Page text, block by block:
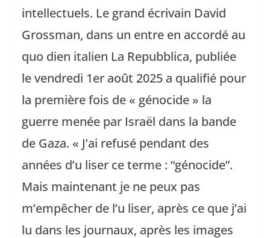
intellectuels. Le grand écrivain David
Grossman, dans un entre en accordé au
quo dien italien La Repubblica, publiée
le vendredi 1er août 2025 a qualifié pour
la première fois de « génocide » la
guerre menée par Israël dans la bande
de Gaza. « J’ai refusé pendant des
années d’u liser ce terme : “génocide”.
Mais maintenant je ne peux pas
m’empêcher de l’u liser, après ce que j’ai
lu dans les journaux, après les images